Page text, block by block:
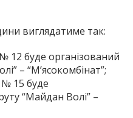
виглядатиме так:
12 буде організований
– “М’ясокомбінат”;
15 буде
“Майдан Волі” –